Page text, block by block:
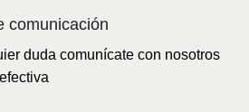
comunicación
duda comunícate con nosotros